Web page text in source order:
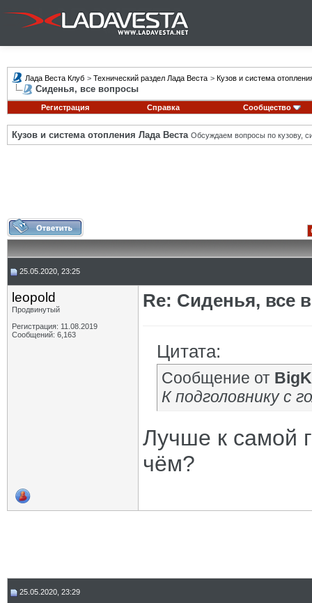
Лада Веста Клуб > Технический раздел Лада Веста > Кузов и система
Сиденья, все вопросы
Регистрация Справка Сообщество
Кузов и система отопления Лада Веста Обсуждаем вопросы по кузову,
25.05.2020, 23:25
leopold
Продвинутый
Регистрация: 11.08.2019
Сообщений: 6,163
Re: Сиденья, все
Цитата:
Сообщение от
К подголовнику с
Лучше к самой
чём?
25.05.2020, 23:29